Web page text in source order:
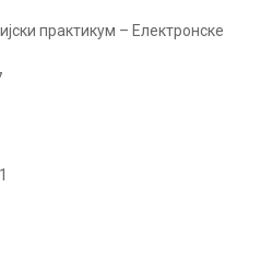
практикум – Електронске